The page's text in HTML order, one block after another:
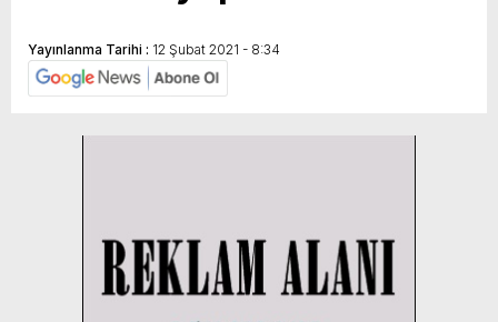
Yayınlanma Tarihi : 12 Şubat 2021 - 8:34